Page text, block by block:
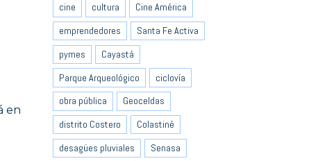
en
cine cultura
Cine América
emprendedores
Santa Fe Activa
pymes
Cayastá
Parque Arqueológico
ciclovía
obra pública
Geoceldas
distrito Costero
Colastiné
desagües pluviales
Senasa